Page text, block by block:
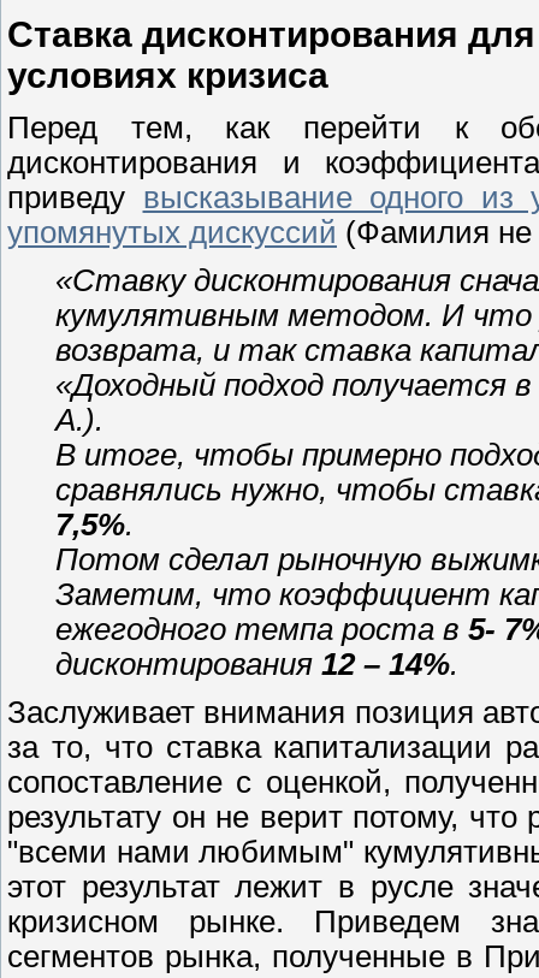
Ставка дисконтирования
условиях кризиса
Перед тем, как перейти к
дисконтирования и
приведу высказывание одного из
упомянутых дискуссий (Фамилия не
«Ставку дисконтирования
кумулятивным методом. И что
возврата, и так ставка
«Доходный подход получается в
А.).
В итоге, чтобы примерно
сравнялись нужно, чтобы
7,5%.
Потом сделал рыночную
Заметим, что коэффициент
ежегодного темпа роста в 5-
дисконтирования 12 – 14%.
Заслуживает внимания позиция
за то, что ставка капитализации
сопоставление с оценкой,
результату он не верит потому,
"всеми нами любимым"
этот результат лежит в русле
кризисном рынке. Приведем
сегментов рынка, полученные в